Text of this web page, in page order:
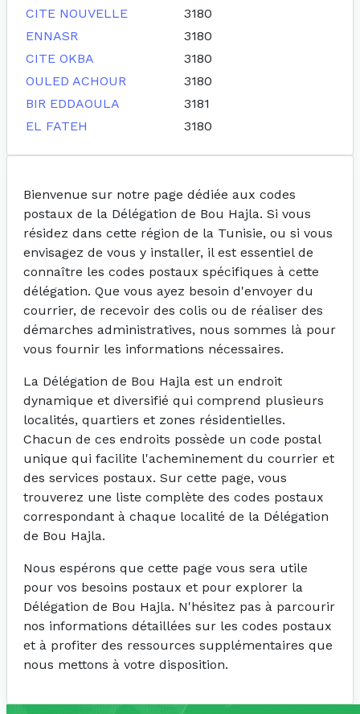
CITE NOUVELLE
3180
ENNASR
3180
CITE OKBA
3180
OULED ACHOUR
3180
BIR EDDAOULA
3181
EL FATEH
3180
Bienvenue sur notre page dédiée aux codes
postaux de la Délégation de Bou Hajla. Si vous
résidez dans cette région de la Tunisie, ou si vous
envisagez de vous y installer, il est essentiel de
connaître les codes postaux spécifiques à cette
délégation. Que vous ayez besoin d'envoyer du
courrier, de recevoir des colis ou de réaliser des
démarches administratives, nous sommes là pour
vous fournir les informations nécessaires.
La Délégation de Bou Hajla est un endroit
dynamique et diversifié qui comprend plusieurs
localités, quartiers et zones résidentielles.
Chacun de ces endroits possède un code postal
unique qui facilite l'acheminement du courrier et
des services postaux. Sur cette page, vous
trouverez une liste complète des codes postaux
correspondant à chaque localité de la Délégation
de Bou Hajla.
Nous espérons que cette page vous sera utile
pour vos besoins postaux et pour explorer la
Délégation de Bou Hajla. N'hésitez pas à parcourir
nos informations détaillées sur les codes postaux
et à profiter des ressources supplémentaires que
nous mettons à votre disposition.